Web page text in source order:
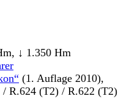
↓ 1.350 Hm
(1. Auflage 2010),
R.624 (T2) / R.622 (T2)